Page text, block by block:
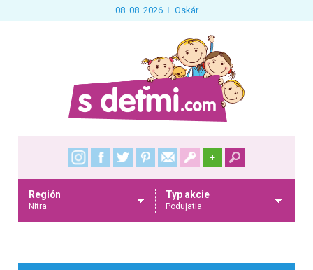
08. 08. 2026 Oskár
+
Región
Nitra
Typ akcie
Podujatia